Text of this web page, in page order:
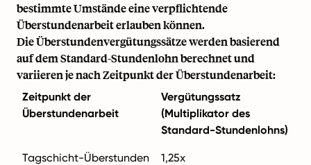
bestimmte Umstände eine verpflichtende
Überstundenarbeit erlauben können.
Die Überstundenvergütungssätze werden basierend
auf dem Standard-Stundenlohn berechnet und
variieren je nach Zeitpunkt der Überstundenarbeit:
Zeitpunkt der
Überstundenarbeit
Vergütungssatz
(Multiplikator des
Standard-Stundenlohns)
Tagschicht-Überstunden 1,25x